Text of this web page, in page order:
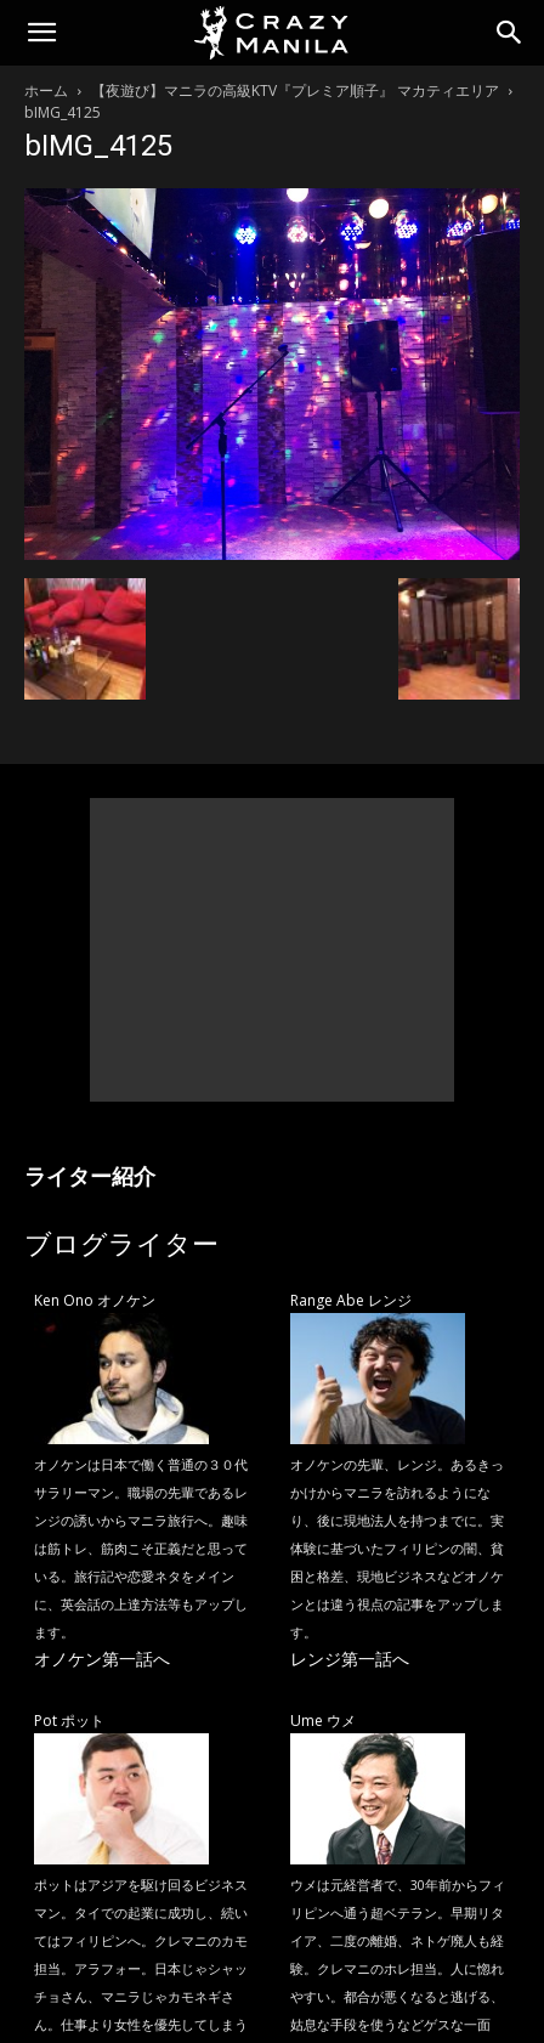
ホーム
【夜遊び】マニラの高級KTV『プレミア順子』 マカティエリア
bIMG_4125
bIMG_4125
ライター紹介
ブログライター
Ken Ono オノケン
オノケンは日本で働く普通の３０代
サラリーマン。職場の先輩であるレ
ンジの誘いからマニラ旅行へ。趣味
は筋トレ、筋肉こそ正義だと思って
いる。旅行記や恋愛ネタをメイン
に、英会話の上達方法等もアップし
ます。
オノケン第一話へ
Range Abe レンジ
オノケンの先輩、レンジ。あるきっ
かけからマニラを訪れるようにな
り、後に現地法人を持つまでに。実
体験に基づいたフィリピンの闇、貧
困と格差、現地ビジネスなどオノケ
ンとは違う視点の記事をアップしま
す。
レンジ第一話へ
Pot ポット
ポットはアジアを駆け回るビジネス
マン。タイでの起業に成功し、続い
てはフィリピンへ。クレマニのカモ
担当。アラフォー。日本じゃシャッ
チョさん、マニラじゃカモネギさ
ん。仕事より女性を優先してしまう
Ume ウメ
ウメは元経営者で、30年前からフィ
リピンへ通う超ベテラン。早期リタ
イア、二度の離婚、ネトゲ廃人も経
験。クレマニのホレ担当。人に惚れ
やすい。都合が悪くなると逃げる、
姑息な手段を使うなどゲスな一面